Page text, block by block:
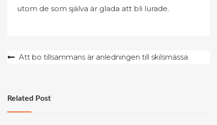
utom de som själva är glada att bli lurade.
Inläggsnavigering
Att bo tillsammans är anledningen till skilsmässa
Related Post